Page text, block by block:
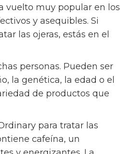
vuelto muy popular en los
y asequibles. Si
las ojeras, estás en el
personas. Pueden ser
la genética, la edad o el
de productos que
para tratar las
cafeína, un